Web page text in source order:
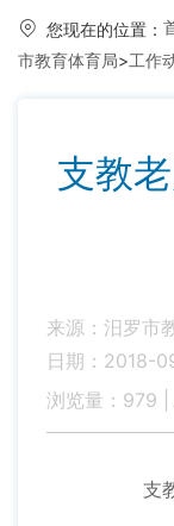
您现在的位置：
市教育体育局>工作
支教
来源：汨罗市
日期：2018-
浏览量： 979
支